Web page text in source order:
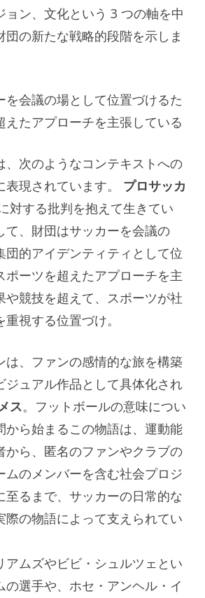
ョン、文化という 3 つの軸を中
団の新たな戦略的段階を示しま
を会議の場として位置づけるた
えたアプローチを主張している
、次のようなコンテキストへの
現されています。 プロサッカ
対する批判を抱えて生きてい
て、財団はサッカーを会議の
団的アイデンティティとして位
ポーツを超えたアプローチを主
や競技を超えて、スポーツが社
視する位置づけ。
は、ファンの感情的な旅を構築
ジュアル作品として具体化され
ス。フットボールの意味につい
から始まるこの物語は、運動能
から、匿名のファンやクラブの
ムのメンバーを含む社会プロジ
至るまで、サッカーの日常的な
際の物語によって支えられてい
アムズやビビ・シュルツェとい
の選手や、ホセ・アンヘル・イ